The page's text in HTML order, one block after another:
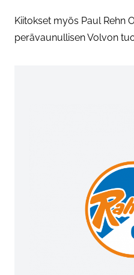
Kiitokset myös Paul Rehn
perävaunullisen Volvon